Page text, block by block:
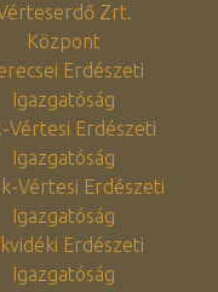
Zrt.
Központ
Erdészeti
Igazgatóság
Vértesi Erdészeti
Igazgatóság
Vértesi Erdészeti
Igazgatóság
Erdészeti
Igazgatóság